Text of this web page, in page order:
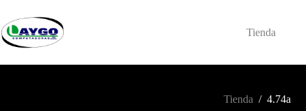
contenido
Tienda
Tienda / 4.74a